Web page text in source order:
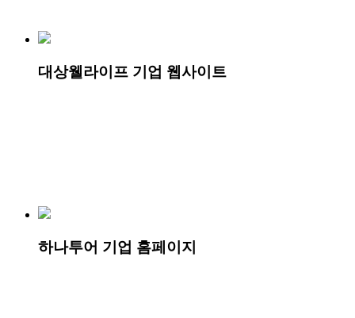
대상웰라이프 기업 웹사이트
하나투어 기업 홈페이지